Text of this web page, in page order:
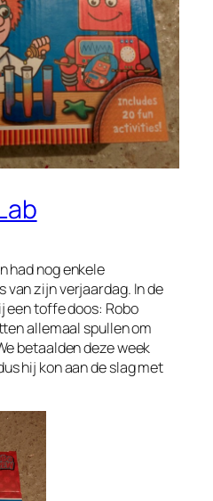
had nog enkele
zijn verjaardag. In de
een toffe doos: Robo
allemaal spullen om
betaalden deze week
hij kon aan de slag met